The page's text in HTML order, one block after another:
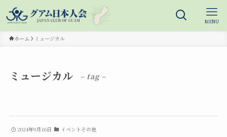
MENU
ホーム ミュージカル
ミュージカル – tag –
2024年9月16日 イベントその他